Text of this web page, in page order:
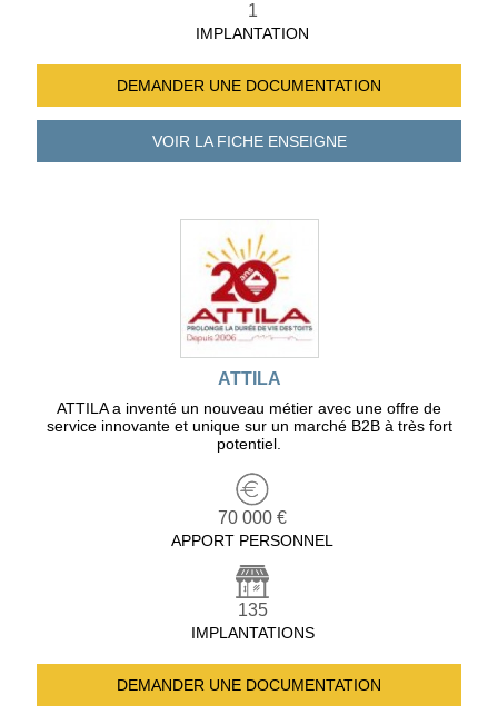
1
IMPLANTATION
DEMANDER UNE DOCUMENTATION
VOIR LA FICHEENSEIGNE
ATTILA
ATTILA a inventé un nouveau métier avec une offre de
service innovante et unique sur un marché B2B à très fort
potentiel.
70 000 €
APPORT PERSONNEL
135
IMPLANTATIONS
DEMANDER UNE DOCUMENTATION